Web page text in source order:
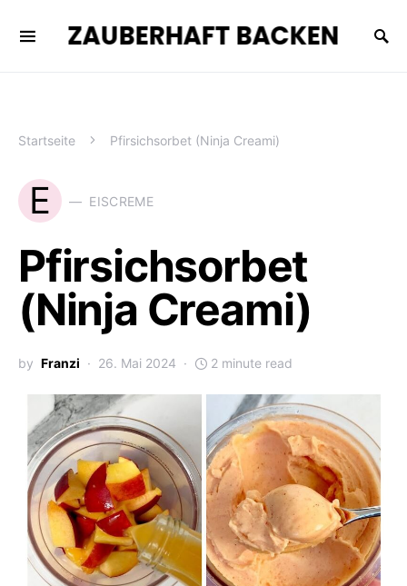
ZAUBERHAFT BACKEN
Startseite Pfirsichsorbet (Ninja Creami)
E EISCREME
Pfirsichsorbet
(Ninja Creami)
by Franzi 26. Mai 2024 2 minute read